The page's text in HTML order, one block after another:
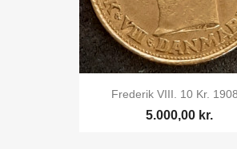
Frederik VIII. 10 Kr.
5.000,00 kr.